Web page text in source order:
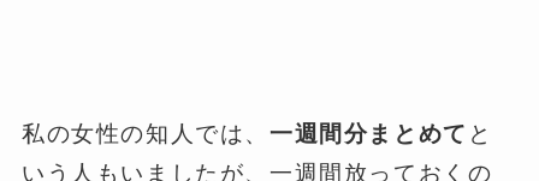
私の女性の知人では、一週間分まとめて と
いう人もいましたが、一週間放っておくの